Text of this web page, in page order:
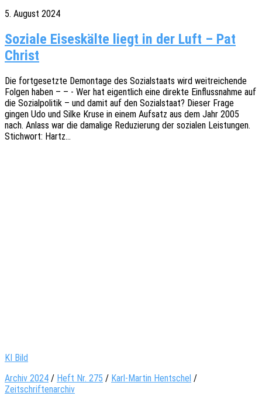
5. August 2024
Soziale Eiseskälte liegt in der Luft – Pat
Christ
Die fort­ge­setz­te Demon­ta­ge des Sozi­al­staats wird weit­rei­chen­de
Folgen haben – – - Wer hat eigent­lich eine direk­te Einfluss­nah­me auf
die Sozi­al­po­li­tik – und damit auf den Sozi­al­staat? Dieser Frage
gingen Udo und Silke Kruse in einem Aufsatz aus dem Jahr 2005
nach. Anlass war die dama­li­ge Redu­zie­rung der sozia­len Leis­tun­gen.
Stich­wort: Hartz…
KI Bild
Archiv 2024 / Heft Nr. 275 / Karl-Martin Hentschel /
Zeitschriftenarchiv